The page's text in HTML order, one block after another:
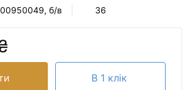
, б/в 36
В 1 клік